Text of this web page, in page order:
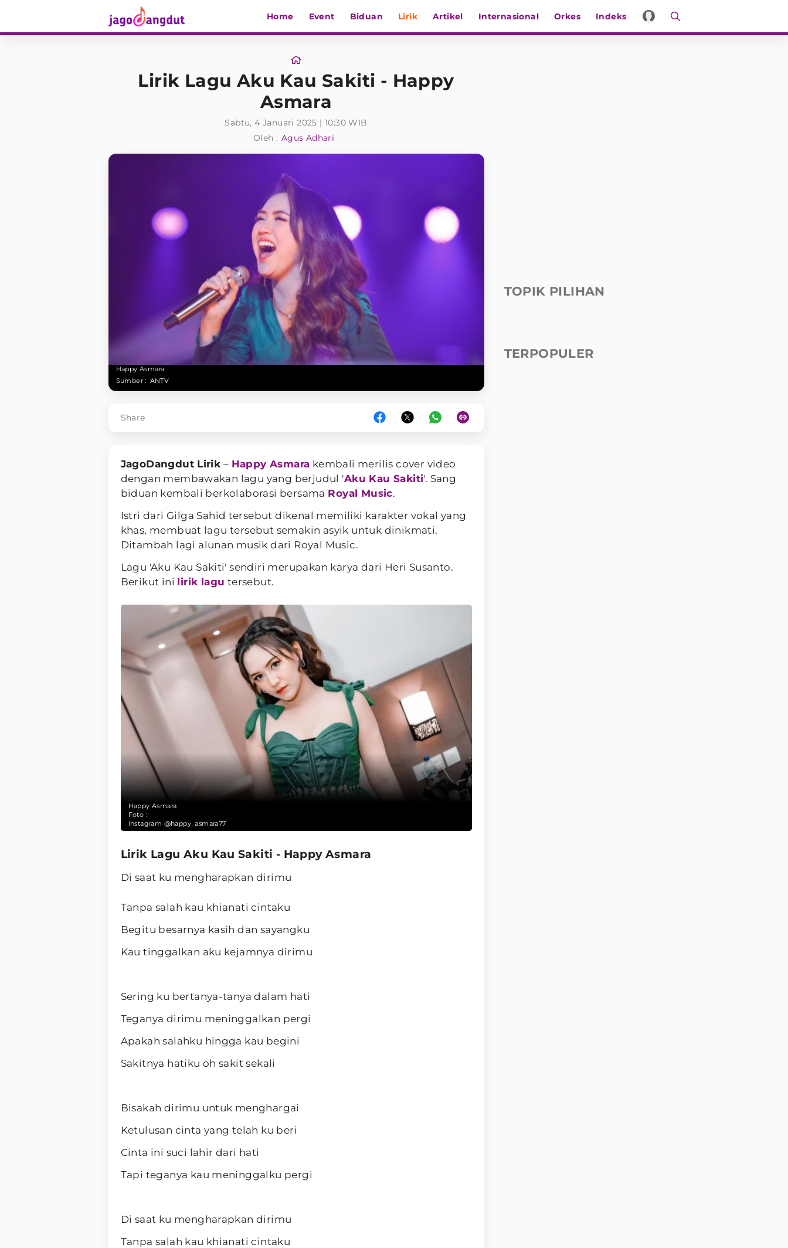
Home Event Biduan Lirik Artikel Internasional Orkes Indeks
Lirik Lagu Aku Kau Sakiti - Happy
Asmara
Sabtu, 4 Januari 2025 | 10:30 WIB
Oleh : Agus Adhari
Happy Asmara
Sumber : ANTV
Share
JagoDangdut Lirik – Happy Asmara kembali merilis cover video
dengan membawakan lagu yang berjudul 'Aku Kau Sakiti'. Sang
biduan kembali berkolaborasi bersama Royal Music.
Istri dari Gilga Sahid tersebut dikenal memiliki karakter vokal yang
khas, membuat lagu tersebut semakin asyik untuk dinikmati.
Ditambah lagi alunan musik dari Royal Music.
Lagu 'Aku Kau Sakiti' sendiri merupakan karya dari Heri Susanto.
Berikut ini lirik lagu tersebut.
Happy Asmara
Foto :
Instagram @happy_asmara77
Lirik Lagu Aku Kau Sakiti - Happy Asmara
Di saat ku mengharapkan dirimu
Tanpa salah kau khianati cintaku
Begitu besarnya kasih dan sayangku
Kau tinggalkan aku kejamnya dirimu
Sering ku bertanya-tanya dalam hati
Teganya dirimu meninggalkan pergi
Apakah salahku hingga kau begini
Sakitnya hatiku oh sakit sekali
Bisakah dirimu untuk menghargai
Ketulusan cinta yang telah ku beri
Cinta ini suci lahir dari hati
Tapi teganya kau meninggalku pergi
Di saat ku mengharapkan dirimu
Tanpa salah kau khianati cintaku
TOPIK PILIHAN
TERPOPULER